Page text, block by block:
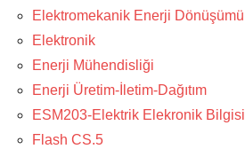
Elektromekanik Enerji Dönüşümü
Elektronik
Enerji Mühendisliği
Enerji Üretim-İletim-Dağıtım
ESM203-Elektrik Elekronik Bilgisi
Flash CS.5